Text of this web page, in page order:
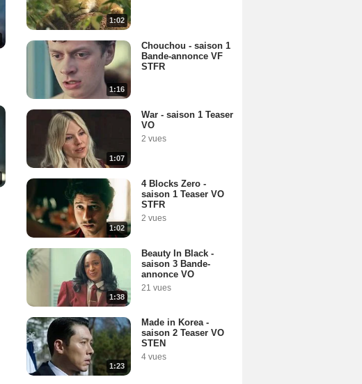
1:02
1:16
Chouchou - saison 1
Bande-annonce VF
STFR
1:07
War - saison 1 Teaser
VO
2 vues
1:02
4 Blocks Zero -
saison 1 Teaser VO
STFR
2 vues
1:38
Beauty In Black -
saison 3 Bande-
annonce VO
21 vues
1:23
Made in Korea -
saison 2 Teaser VO
STEN
4 vues